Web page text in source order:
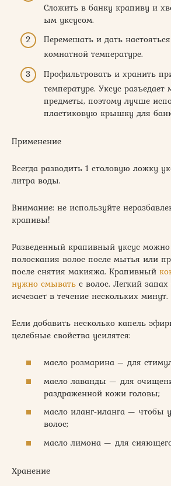
Сложить в банку крапиву и
ым уксусом.
Перемешать и дать
комнатной температуре.
Профильтровать и хранить
температуре. Уксус разъедает
предметы, поэтому лучше
пластиковую крышку для
Применение
Всегда разводить 1 столовую ложку
литра воды.
Внимание: не используйте
крапивы!
Разведенный крапивный уксус можно
полоскания волос после мытья или
после снятия макияжа. Крапивный
нужно смывать с волос. Легкий
исчезает в течение нескольких минут.
Если добавить несколько капель
целебные свойства усилятся:
масло розмарина – для
масло лаванды — для
раздраженной кожи головы;
масло иланг-иланга — чтобы
волос;
масло лимона — для
Хранение